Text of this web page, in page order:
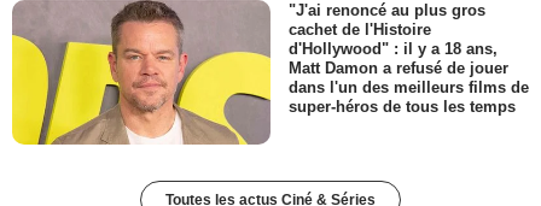
"J'ai renoncé au plus gros
cachet de l'Histoire
d'Hollywood" : il y a 18 ans,
Matt Damon a refusé de jouer
dans l'un des meilleurs films de
super-héros de tous les temps
Toutes les actus Ciné & Séries